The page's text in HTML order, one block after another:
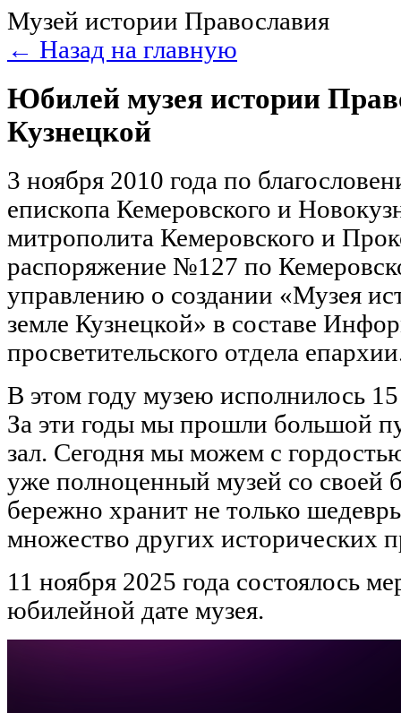
Музей истории Православия
← Назад на главную
Юбилей музея истории
Кузнецкой
3 ноября 2010 года по
епископа Кемеровского и
митрополита Кемеровского и
распоряжение №127 по
управлению о создании «Музея
земле Кузнецкой» в составе
просветительского отдела
В этом году музею исполнилось
За эти годы мы прошли большой
зал. Сегодня мы можем с
уже полноценный музей со своей
бережно хранит не только
множество других исторических
11 ноября 2025 года состоялось
юбилейной дате музея.